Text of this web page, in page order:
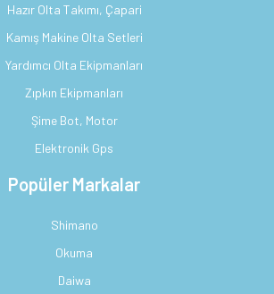
Hazır Olta Takımı, Çapari
Kamış Makine Olta Setleri
Yardımcı Olta Ekipmanları
Zıpkın Ekipmanları
Şime Bot, Motor
Elektronik Gps
Popüler Markalar
Shimano
Okuma
Daiwa